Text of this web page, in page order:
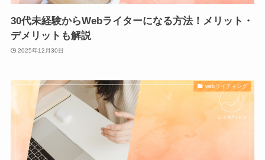
30代未経験からWebライターになる方法！メリット・
デメリットも解説
2025年12月30日
webライティング